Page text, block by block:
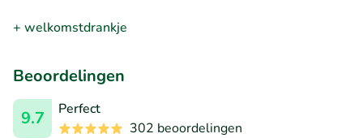
+ welkomstdrankje
Beoordelingen
9.7
Perfect
302 beoordelingen